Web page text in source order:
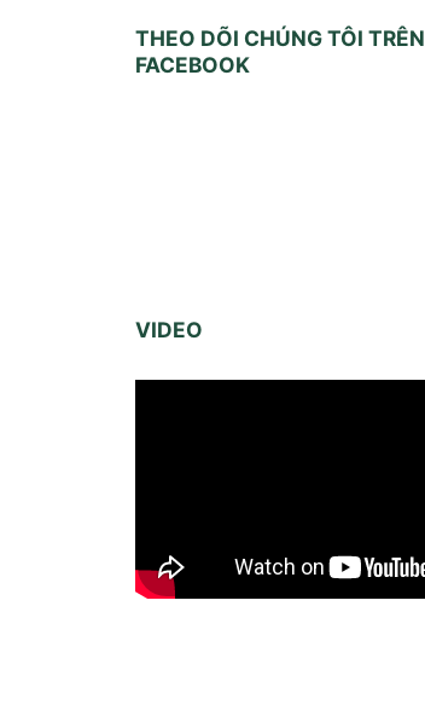
THEO DÕI CHÚNG TÔI TRÊN
FACEBOOK
VIDEO